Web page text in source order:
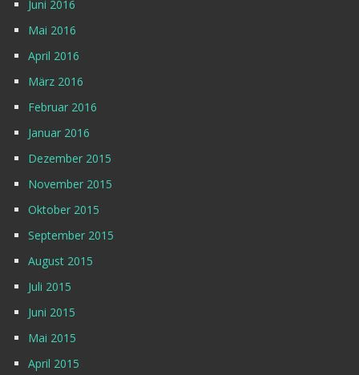
Juni 2016
Mai 2016
April 2016
März 2016
Februar 2016
Januar 2016
Dezember 2015
November 2015
Oktober 2015
September 2015
August 2015
Juli 2015
Juni 2015
Mai 2015
April 2015